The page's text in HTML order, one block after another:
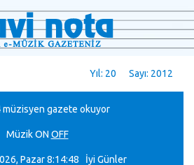
Yıl: 20 Sayı: 2012
müzisyen gazete okuyor
MüzikON OFF
Pazar8:14:50 İyi Günler